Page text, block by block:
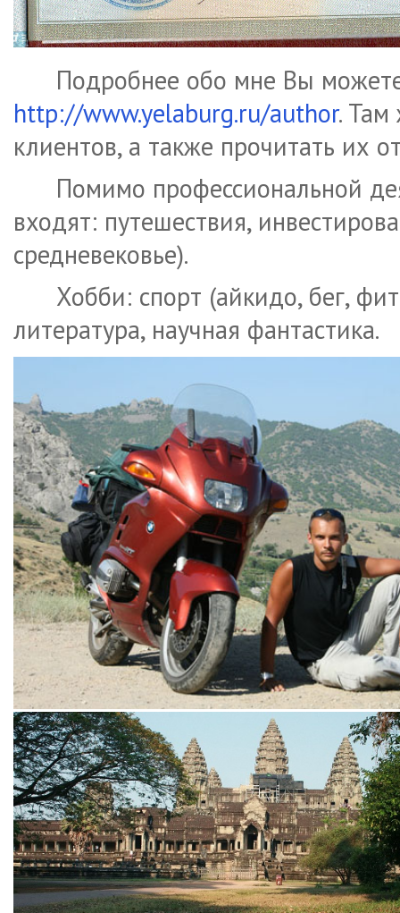
Подробнее обо мне Вы
http://www.yelaburg.ru/author. Там
клиентов, а также прочитать их
Помимо профессиональной
входят: путешествия,
средневековье).
Хобби: спорт (айкидо, бег,
литература, научная фантастика.